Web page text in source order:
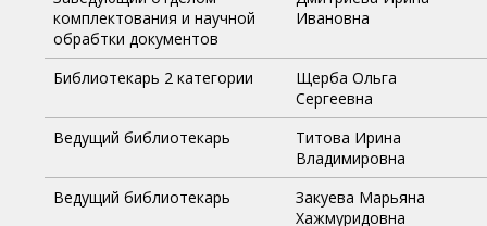
комплектования и научной
обрабтки документов
Ивановна
Библиотекарь 2 категории
Щерба Ольга
Сергеевна
Ведущий библиотекарь
Титова Ирина
Владимировна
Ведущий библиотекарь
Закуева Марьяна
Хажмуридовна